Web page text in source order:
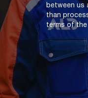
between us
than
terms of the